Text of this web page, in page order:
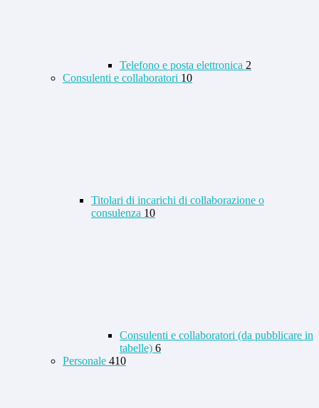
Telefono e posta elettronica 2
Consulenti e collaboratori 10
Titolari di incarichi di collaborazione o
consulenza 10
Consulenti e collaboratori (da pubblicare in
tabelle) 6
Personale 410